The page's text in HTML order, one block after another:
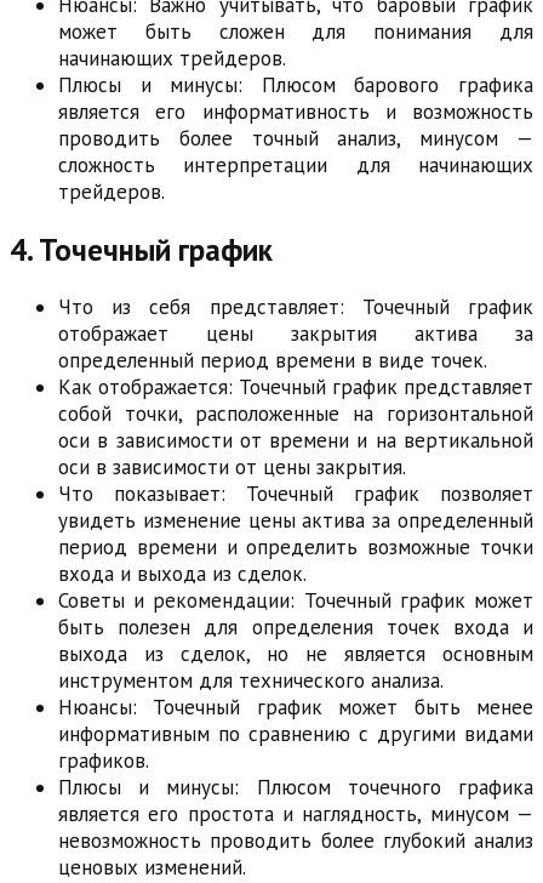
может быть сложен для понимания для
начинающих трейдеров.
Плюсы и минусы: Плюсом барового графика
является его информативность и возможность
проводить более точный анализ, минусом —
сложность интерпретации для начинающих
трейдеров.
4. Точечный график
Что из себя представляет: Точечный график
отображает цены закрытия актива за
определенный период времени в виде точек.
Как отображается: Точечный график представляет
собой точки, расположенные на горизонтальной
оси в зависимости от времени и на вертикальной
оси в зависимости от цены закрытия.
Что показывает: Точечный график позволяет
увидеть изменение цены актива за определенный
период времени и определить возможные точки
входа и выхода из сделок.
Советы и рекомендации: Точечный график может
быть полезен для определения точек входа и
выхода из сделок, но не является основным
инструментом для технического анализа.
Нюансы: Точечный график может быть менее
информативным по сравнению с другими видами
графиков.
Плюсы и минусы: Плюсом точечного графика
является его простота и наглядность, минусом —
невозможность проводить более глубокий анализ
ценовых изменений.